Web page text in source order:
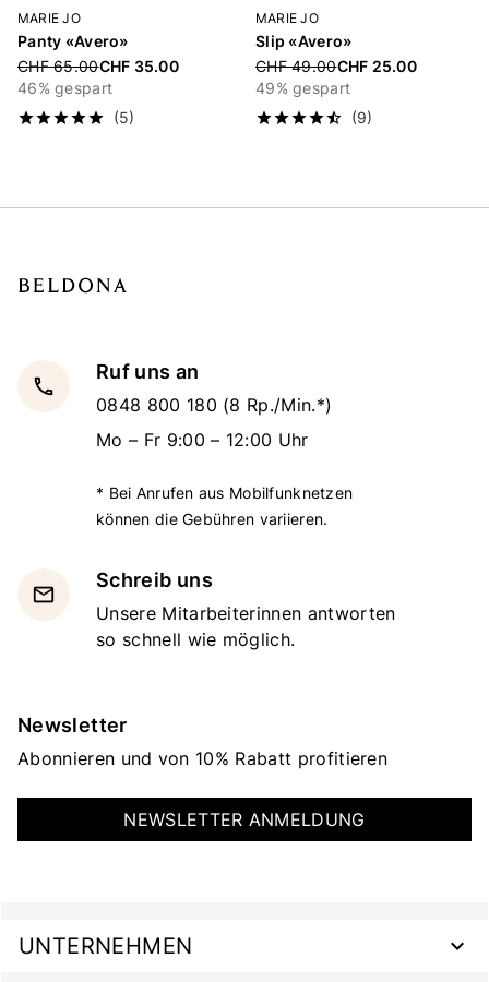
MARIE JO
Panty «Avero»
Price reduced from
CHF 65.00CHF 35.00
46% gespart
(5)
MARIE JO
Slip «Avero»
Price reduced from
CHF 49.00CHF 25.00
49% gespart
(9)
local_phone
Ruf uns an
0848 800 180 (8 Rp./Min.*)
Mo – Fr 9:00 – 12:00 Uhr
* Bei Anrufen aus Mobilfunknetzen
können die Gebühren variieren.
email
Schreib uns
Unsere Mitarbeiterinnen antworten
so schnell wie möglich.
Newsletter
Abonnieren und von 10% Rabatt profitieren
NEWSLETTER ANMELDUNG
UNTERNEHMEN